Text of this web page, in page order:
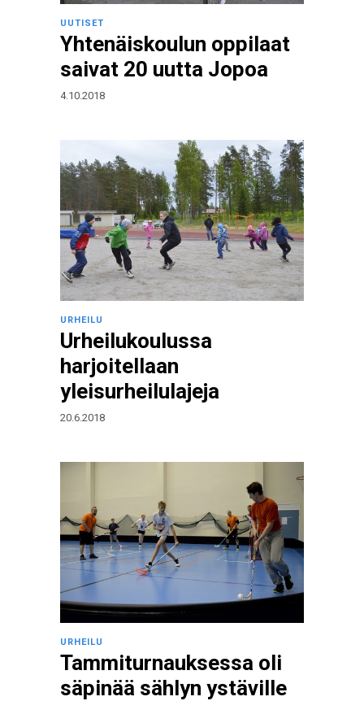
UUTISET
Yhtenäiskoulun oppilaat
saivat 20 uutta Jopoa
4.10.2018
URHEILU
Urheilukoulussa
harjoitellaan
yleisurheilulajeja
20.6.2018
URHEILU
Tammiturnauksessa oli
säpinää sählyn ystäville